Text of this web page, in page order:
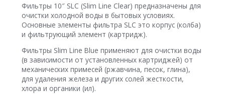
Фильтры 10″ SLC (Slim Line Clear) предназначены для
очистки холодной воды в бытовых условиях.
Основные элементы фильтра SLC это корпус (колба)
и фильтрующий элемент (картридж).
Фильтры Slim Line Blue применяют для очистки воды
(в зависимости от установленных картриджей) от
механических примесей (ржавчина, песок, глина),
для удаления железа и других солей жесткости,
хлора и органики (ил).